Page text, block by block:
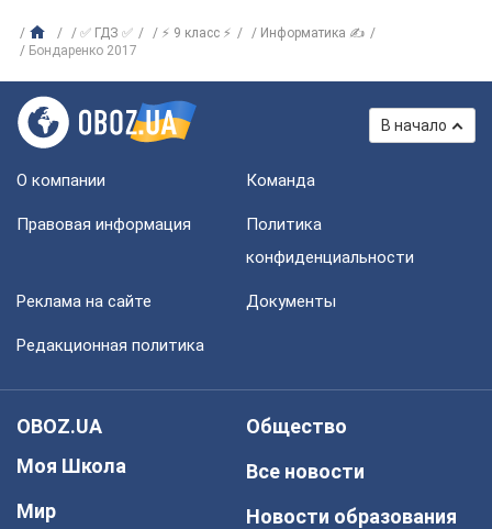
✅ ГДЗ ✅ ⚡ 9 класс ⚡
Информатика ✍
Бондаренко 2017
В начало
О компании Команда
Правовая информация
Политика
конфиденциальности
Реклама на сайте Документы
Редакционная политика
OBOZ.UA
Моя Школа
Мир
Общество
Все новости
Новости образования